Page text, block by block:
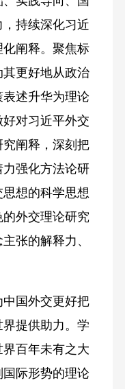
持续深化习近
阐释。聚焦标
更好地从政治
述升华为理论
对习近平外交
阐释，深刻把
强化方法论研
想的科学思想
外交理论研究
张的解释力、
国外交更好把
提供助力。学
百年未有之大
际形势的理论